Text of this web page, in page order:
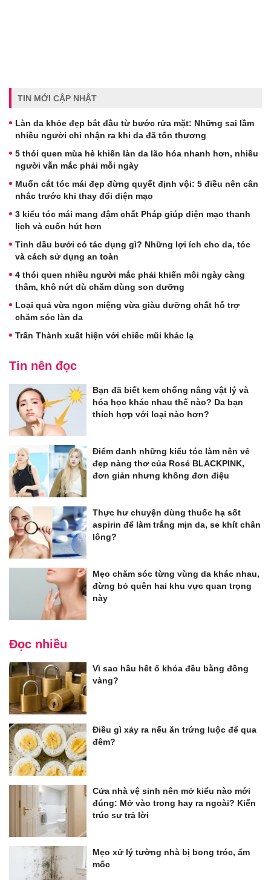
TIN MỚI CẬP NHẬT
Làn da khỏe đẹp bắt đầu từ bước rửa mặt: Những sai lầm
nhiều người chỉ nhận ra khi da đã tổn thương
5 thói quen mùa hè khiến làn da lão hóa nhanh hơn, nhiều
người vẫn mắc phải mỗi ngày
Muốn cắt tóc mái đẹp đừng quyết định vội: 5 điều nên cân
nhắc trước khi thay đổi diện mạo
3 kiểu tóc mái mang đậm chất Pháp giúp diện mạo thanh
lịch và cuốn hút hơn
Tinh dầu bưởi có tác dụng gì? Những lợi ích cho da, tóc
và cách sử dụng an toàn
4 thói quen nhiều người mắc phải khiến môi ngày càng
thâm, khô nứt dù chăm dùng son dưỡng
Loại quả vừa ngon miệng vừa giàu dưỡng chất hỗ trợ
chăm sóc làn da
Trấn Thành xuất hiện với chiếc mũi khác lạ
Tin nên đọc
Bạn đã biết kem chống nắng vật lý và
hóa học khác nhau thế nào? Da bạn
thích hợp với loại nào hơn?
Điểm danh những kiểu tóc làm nên vẻ
đẹp nàng thơ của Rosé BLACKPINK,
đơn giản nhưng không đơn điệu
Thực hư chuyện dùng thuốc hạ sốt
aspirin để làm trắng mịn da, se khít chân
lông?
Mẹo chăm sóc từng vùng da khác nhau,
đừng bỏ quên hai khu vực quan trọng
này
Đọc nhiều
Vì sao hầu hết ổ khóa đều bằng đồng
vàng?
Điều gì xảy ra nếu ăn trứng luộc để qua
đêm?
Cửa nhà vệ sinh nên mở kiểu nào mới
đúng: Mở vào trong hay ra ngoài? Kiến
trúc sư trả lời
Mẹo xử lý tường nhà bị bong tróc, ẩm
mốc